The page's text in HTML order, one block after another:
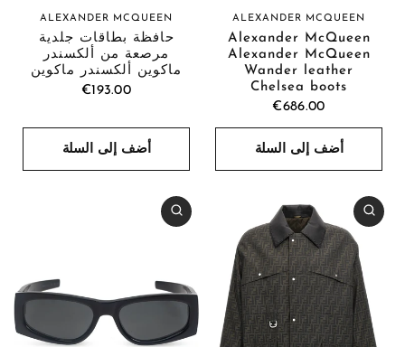
ALEXANDER MCQUEEN
Alexander McQueen
Alexander McQueen
Wander leather
Chelsea boots
€686.00
أضف إلى السلة
ALEXANDER MCQUEEN
حافظة بطاقات جلدية
مرصعة من ألكسندر
ماكوين ألكسندر ماكوين
€193.00
أضف إلى السلة